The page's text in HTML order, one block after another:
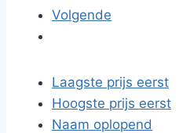
Volgende
Laagste prijs eerst
Hoogste prijs eerst
Naam oplopend